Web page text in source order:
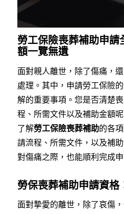
勞工保險喪葬補助申請
額一覽無遺
面對親人離世，除了傷痛，
處理。其中，申請勞工保險
解的重要事項。您是否清楚
程、所需文件以及補助金額
了解勞工保險喪葬補助的各
請流程、所需文件，以及補
對傷痛之際，也能順利完成
勞保喪葬補助申請資格
面對摯愛的離世，除了哀傷